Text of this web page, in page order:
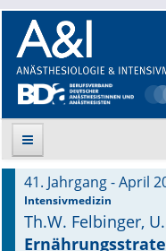
Suche
Aktuelle Ausgabe
41. Jahrgang - April
Intensivmedizin
Th.W. Felbinger,